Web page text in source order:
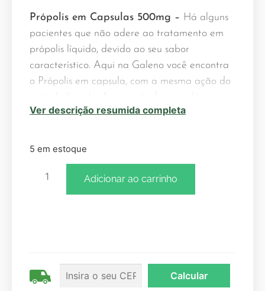
Própolis em Capsulas 500mg – Há alguns
pacientes que não adere ao tratamento em
própolis líquido, devido ao seu sabor
característico. Aqui na Galeno você encontra
o Própolis em capsula, com a mesma ação do
deve-se em grande parte à presença dos
biológicos destacam as propriedades da
própolis como:
Antiinflamatória
Anti-cárie e anestésica
Antivirótica
Ver descrição resumida completa
5 em estoque
Adicionar ao carrinho